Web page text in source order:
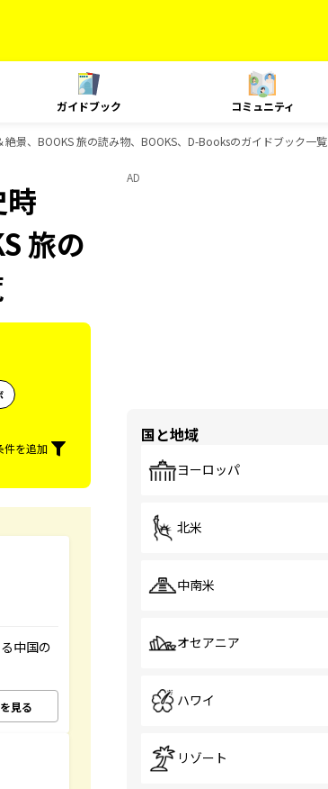
ガイドブック コミュニティ
景、BOOKS 旅の読み物、BOOKS、D-Booksのガイドブック一覧
旅の
件を追加
中国の
見る
AD
国と地域
ヨーロッパ
北米
中南米
オセアニア
ハワイ
リゾート